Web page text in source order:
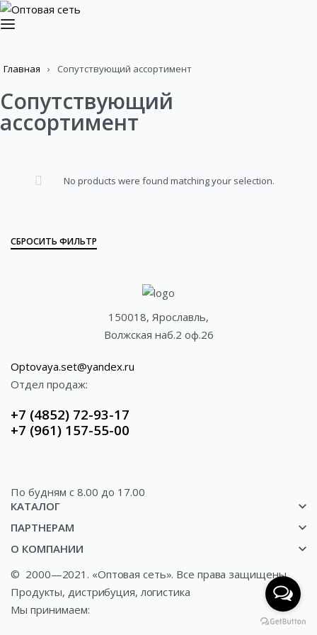
Главная › Сопутствующий ассортимент
Сопутствующий
ассортимент
No products were found matching your selection.
СБРОСИТЬ ФИЛЬТР
150018, Ярославль,
Волжская наб.2 оф.26
Optovaya.set@yandex.ru
Отдел продаж:
+7 (4852) 72-93-17
+7 (961) 157-55-00
По будням c 8.00 до 17.00
КАТАЛОГ
Акции
Газированные напитки
Минеральные и ключевые воды
Соки и сокосодержащая продукция
Снековая продукция
ПАРТНЕРАМ
Доставка
Как купить?
Сотрудничество
Конфиденциальность
О КОМПАНИИ
О компании
Новости
Контакты
© 2000—2021. «Оптовая сеть». Все права защищены.
Продукты, дистрибуция, логистика
Мы принимаем: